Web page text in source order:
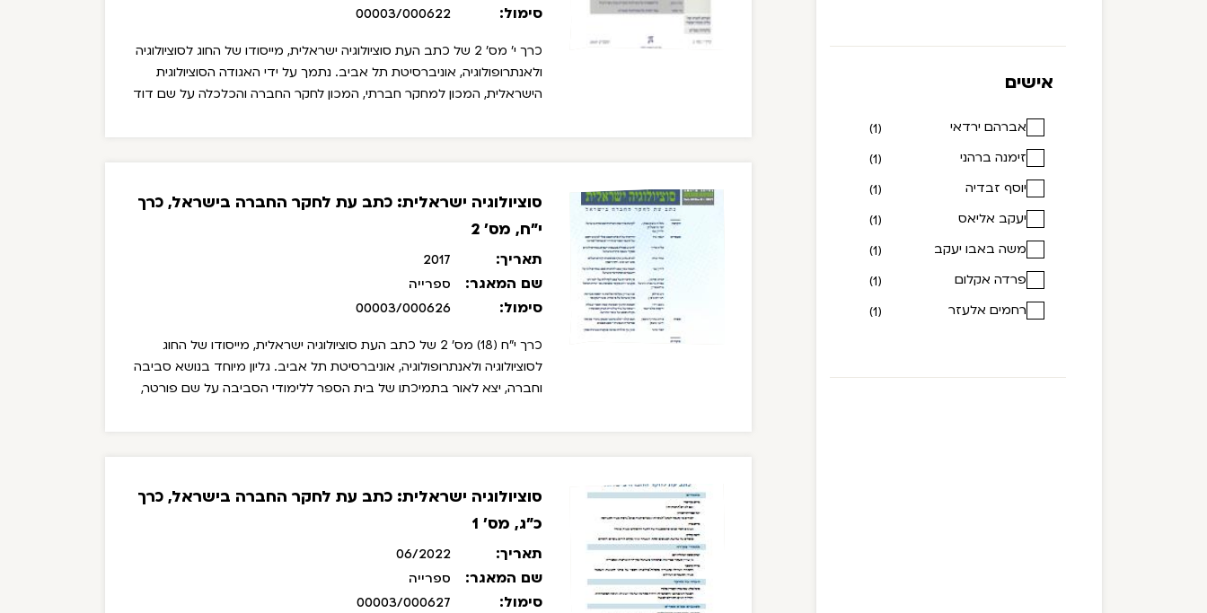
אישים
אברהם ירדאי
(1)
זימנה ברהני
(1)
יוסף זבדיה
(1)
יעקב אליאס
(1)
משה באבו יעקב
(1)
פרדה אקלום
(1)
רחמים אלעזר
(1)
סימול: 00003/000622
כרך י' מס' 2 של כתב העת סוציולוגיה ישראלית, מייסודו של החוג לסוציולוגיה
ולאנתרופולוגיה, אוניברסיטת תל אביב. נתמך על ידי האגודה הסוציולוגית
הישראלית, המכון למחקר חברתי, המכון לחקר החברה והכלכלה על שם דוד
סוציולוגיה ישראלית: כתב עת לחקר החברה בישראל, כרך
י"ח, מס' 2
תאריך: 2017
שם המאגר: ספרייה
סימול: 00003/000626
כרך י"ח (18) מס' 2 של כתב העת סוציולוגיה ישראלית, מייסודו של החוג
לסוציולוגיה ולאנתרופולוגיה, אוניברסיטת תל אביב. גליון מיוחד בנושא סביבה
וחברה, יצא לאור בתמיכתו של בית הספר ללימודי הסביבה על שם פורטר,
ספרים מאת אורי דורצ'ין על הספר "שומעים שחור: מוזיקה שחורה וזהות
בקרב צעירים יוצאי אתיופיה בישראל" / דוד רטנר
סוציולוגיה ישראלית: כתב עת לחקר החברה בישראל, כרך
כ"ג, מס' 1
תאריך: 06/2022
שם המאגר: ספרייה
סימול: 00003/000627